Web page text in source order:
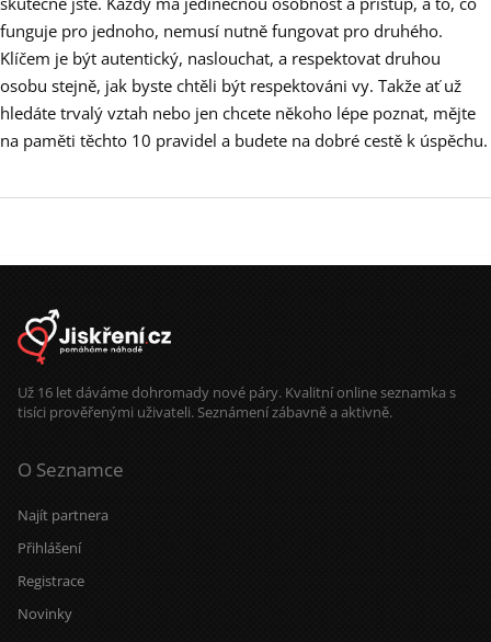
funguje pro jednoho, nemusí nutně fungovat pro druhého.
Klíčem je být autentický, naslouchat, a respektovat druhou
osobu stejně, jak byste chtěli být respektováni vy. Takže ať už
hledáte trvalý vztah nebo jen chcete někoho lépe poznat, mějte
na paměti těchto 10 pravidel a budete na dobré cestě k úspěchu.
Už 16 let dáváme dohromady nové páry. Kvalitní online seznamka s
tisíci prověřenými uživateli. Seznámení zábavně a aktivně.
O Seznamce
Najít partnera
Přihlášení
Registrace
Novinky